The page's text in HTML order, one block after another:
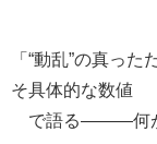
「“動乱”の真っ
そ具体的な数値
で語る―――何が